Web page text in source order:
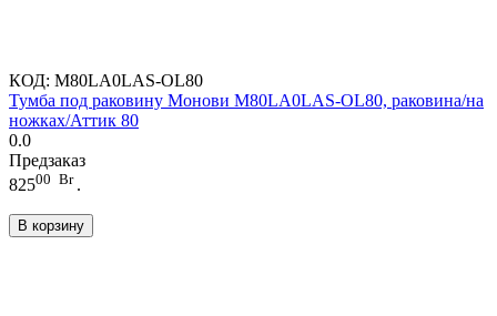
КОД: M80LA0LAS-OL80
Тумба под раковину Монови M80LA0LAS-OL80, раковина/на
ножках/Аттик 80
0.0
Предзаказ
82500 Br .
В корзину